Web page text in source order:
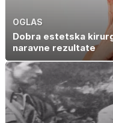
OGLAS
Dobra estetska
naravne rezultate